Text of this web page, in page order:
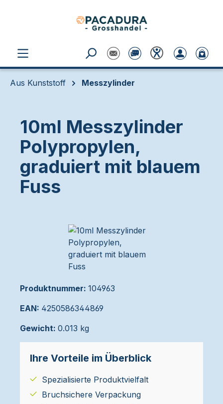
Aus Kunststoff Messzylinder
10ml Messzylinder
Polypropylen,
graduiert mit blauem
Fuss
Produktnummer: 104963
EAN: 4250586344869
Gewicht: 0.013 kg
Ihre Vorteile im Überblick
Spezialisierte Produktvielfalt
Bruchsichere Verpackung